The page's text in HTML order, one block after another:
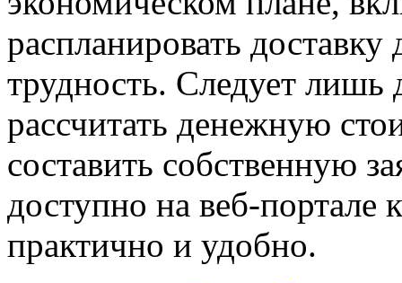
распланировать
трудность. Следует лишь
рассчитать денежную
составить собственную
доступно на веб-портале
практично и удобно.